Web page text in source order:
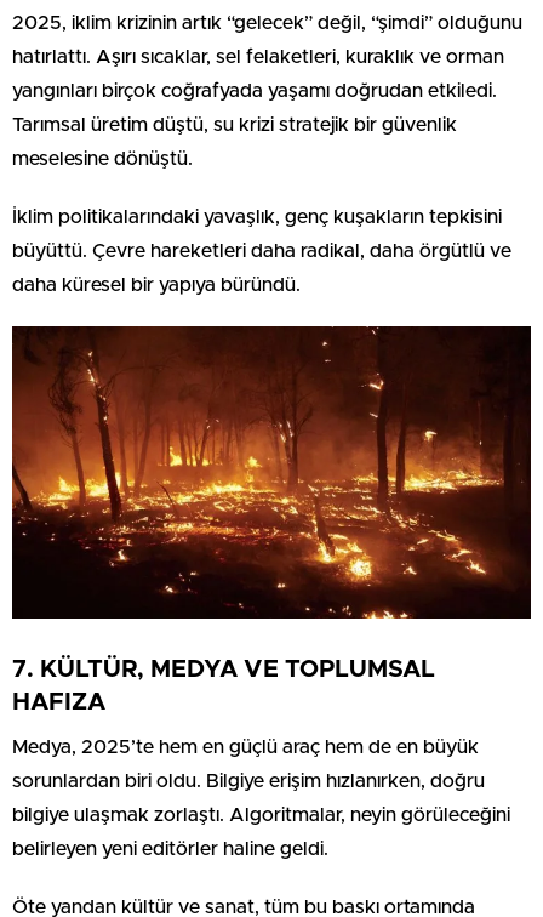
2025, iklim krizinin artık “gelecek” değil, “şimdi” olduğunu
hatırlattı. Aşırı sıcaklar, sel felaketleri, kuraklık ve orman
yangınları birçok coğrafyada yaşamı doğrudan etkiledi.
Tarımsal üretim düştü, su krizi stratejik bir güvenlik
meselesine dönüştü.
İklim politikalarındaki yavaşlık, genç kuşakların tepkisini
büyüttü. Çevre hareketleri daha radikal, daha örgütlü ve
daha küresel bir yapıya büründü.
7. KÜLTÜR, MEDYA VE TOPLUMSAL
HAFIZA
Medya, 2025’te hem en güçlü araç hem de en büyük
sorunlardan biri oldu. Bilgiye erişim hızlanırken, doğru
bilgiye ulaşmak zorlaştı. Algoritmalar, neyin görüleceğini
belirleyen yeni editörler haline geldi.
Öte yandan kültür ve sanat, tüm bu baskı ortamında